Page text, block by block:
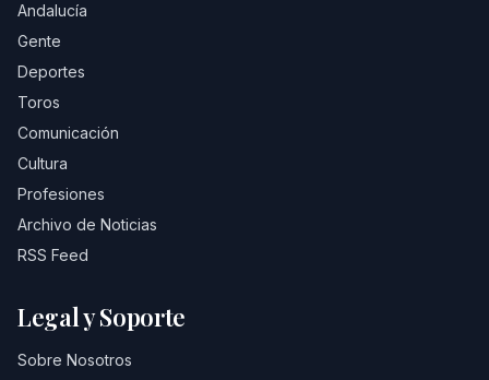
Andalucía
Gente
Deportes
Toros
Comunicación
Cultura
Profesiones
Archivo de Noticias
RSS Feed
Legal y Soporte
Sobre Nosotros